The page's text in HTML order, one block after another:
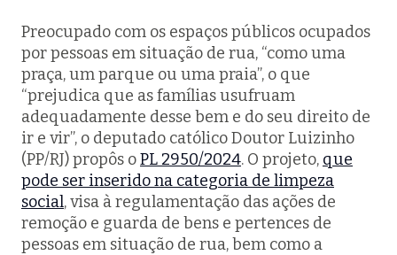
Preocupado com os espaços públicos ocupados
por pessoas em situação de rua, “como uma
praça, um parque ou uma praia”, o que
“prejudica que as famílias usufruam
adequadamente desse bem e do seu direito de
ir e vir”, o deputado católico Doutor Luizinho
(PP/RJ) propôs oPL 2950/2024. O projeto, que
pode ser inserido na categoria de limpeza
social, visa à regulamentação das ações de
remoção e guarda de bens e pertences de
pessoas em situação de rua, bem como a